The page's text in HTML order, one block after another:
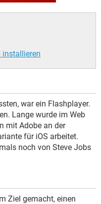
installieren
war ein Flashplayer.
Lange wurde im Web
mit Adobe an der
für iOS arbeitet.
noch von Steve Jobs
Ziel gemacht, einen